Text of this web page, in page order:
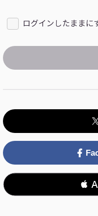
ログインしたままに
